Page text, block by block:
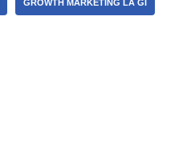
GROWTH MARKETING LÀ GÌ